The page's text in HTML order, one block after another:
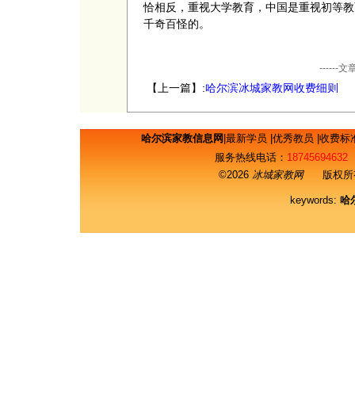
恰相反，重视大学教育，中国是重视初等
千奇百怪的。
------文
【上一篇】:哈尔滨冰城家教网收费细则
哈尔滨家教信息网 最新学员 优秀教员 收费标
服务热线电话： 18745694632
©2026 冰城家教网版权所有
keywords: 哈